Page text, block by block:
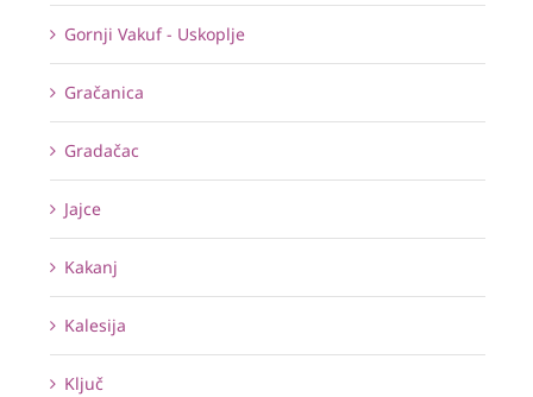
Gornji Vakuf - Uskoplje
Gračanica
Gradačac
Jajce
Kakanj
Kalesija
Ključ